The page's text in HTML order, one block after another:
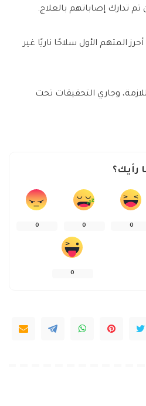
تدارك إصاباتهم بالعلاج.
المتهم الأول سلاحًا ناريًا غير
وجاري التحقيقات تحت
رأيك؟
0
0
0
0